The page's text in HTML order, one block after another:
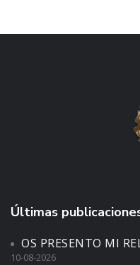
Últimas
OS PRESENTO MI
10-08-2026